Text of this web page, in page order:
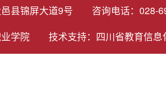
邑县锦屏大道9号 咨询电话：
业学院 技术支持： 四川省教育信